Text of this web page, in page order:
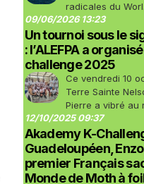
radicales du
09/06/2026 13:23
Un tournoi sous le
: l’ALEFPA a
challenge 2025
Ce vendredi 10
Terre Sainte
Pierre a vibré au
12/10/2025 09:37
Akademy K-
Guadeloupéen,
premier Français
Monde de Moth à